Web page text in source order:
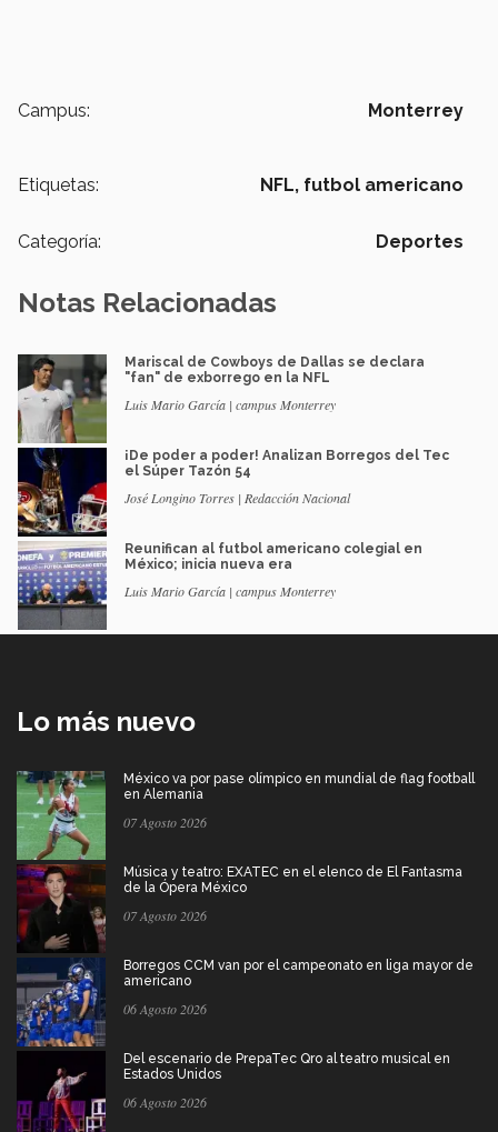
Campus: Monterrey
Etiquetas: NFL, futbol americano
Categoría: Deportes
Notas Relacionadas
Mariscal de Cowboys de Dallas se declara
"fan" de exborrego en la NFL
Luis Mario García | campus Monterrey
¡De poder a poder! Analizan Borregos del Tec
el Súper Tazón 54
José Longino Torres | Redacción Nacional
Reunifican al futbol americano colegial en
México; inicia nueva era
Luis Mario García | campus Monterrey
Lo más nuevo
México va por pase olímpico en mundial de flag football
en Alemania
07 Agosto 2026
Música y teatro: EXATEC en el elenco de El Fantasma
de la Ópera México
07 Agosto 2026
Borregos CCM van por el campeonato en liga mayor de
americano
06 Agosto 2026
Del escenario de PrepaTec Qro al teatro musical en
Estados Unidos
06 Agosto 2026